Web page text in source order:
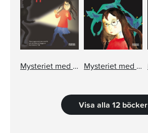
Mysteriet med källarvampyren Mysteriet med den försvunna Mathilda
Visa alla 12 böcker